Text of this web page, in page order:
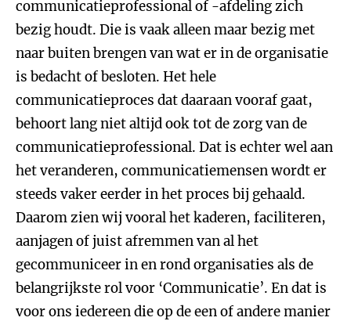
communicatieprofessional of -afdeling zich
bezig houdt. Die is vaak alleen maar bezig met
naar buiten brengen van wat er in de organisatie
is bedacht of besloten. Het hele
communicatieproces dat daaraan vooraf gaat,
behoort lang niet altijd ook tot de zorg van de
communicatieprofessional. Dat is echter wel aan
het veranderen, communicatiemensen wordt er
steeds vaker eerder in het proces bij gehaald.
Daarom zien wij vooral het kaderen, faciliteren,
aanjagen of juist afremmen van al het
gecommuniceer in en rond organisaties als de
belangrijkste rol voor ‘Communicatie’. En dat is
voor ons iedereen die op de een of andere manier